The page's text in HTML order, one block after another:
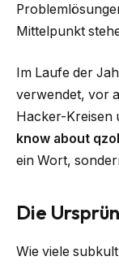
Mittelpunkt
Im Laufe der
verwendet, vor
Hacker-Kreisen
know about
ein Wort,
Die
Wie viele